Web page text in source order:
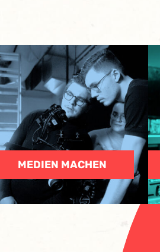
MEDIEN MACHEN